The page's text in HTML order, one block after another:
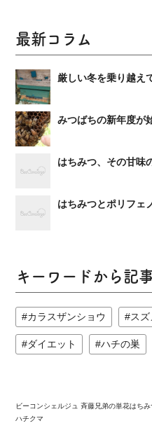
最新コラム
厳しい冬を乗り越え
みつばちの新年度が
はちみつ、その甘味
はちみつとポリフェ
キーワードから記
カラスザンショウ ス
ダイエット ハチの巣
ビーコンシェルジュ 斉藤兄弟の単花はち
ハチクマ